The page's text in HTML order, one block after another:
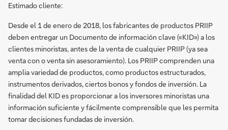
Estimado cliente:
Desde el 1 de enero de 2018, los fabricantes de productos PRIIP
deben entregar un Documento de información clave («KID») a los
clientes minoristas, antes de la venta de cualquier PRIIP (ya sea
venta con o venta sin asesoramiento). Los PRIIP comprenden una
amplia variedad de productos, como productos estructurados,
instrumentos derivados, ciertos bonos y fondos de inversión. La
finalidad del KID es proporcionar a los inversores minoristas una
información suficiente y fácilmente comprensible que les permita
tomar decisiones fundadas de inversión.